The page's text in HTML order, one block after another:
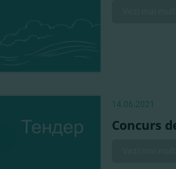
14.06.2021
Concurs